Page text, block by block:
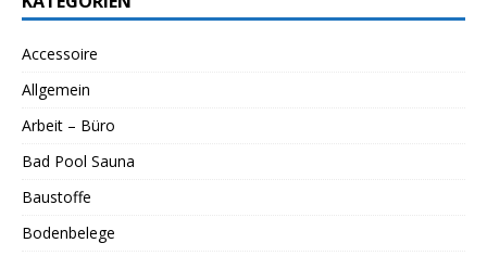
Accessoire
Allgemein
Arbeit – Büro
Bad Pool Sauna
Baustoffe
Bodenbelege